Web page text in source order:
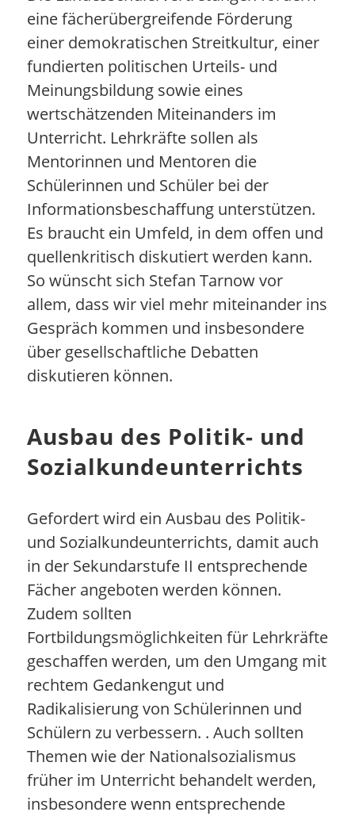
eine fächerübergreifende Förderung
einer demokratischen Streitkultur, einer
fundierten politischen Urteils- und
Meinungsbildung sowie eines
wertschätzenden Miteinanders im
Unterricht. Lehrkräfte sollen als
Mentorinnen und Mentoren die
Schülerinnen und Schüler bei der
Informationsbeschaffung unterstützen.
Es braucht ein Umfeld, in dem offen und
quellenkritisch diskutiert werden kann.
So wünscht sich Stefan Tarnow vor
allem, dass wir viel mehr miteinander ins
Gespräch kommen und insbesondere
über gesellschaftliche Debatten
diskutieren können.
Ausbau des Politik- und
Sozialkundeunterrichts
Gefordert wird ein Ausbau des Politik-
und Sozialkundeunterrichts, damit auch
in der Sekundarstufe II entsprechende
Fächer angeboten werden können.
Zudem sollten
Fortbildungsmöglichkeiten für Lehrkräfte
geschaffen werden, um den Umgang mit
rechtem Gedankengut und
Radikalisierung von Schülerinnen und
Schülern zu verbessern. . Auch sollten
Themen wie der Nationalsozialismus
früher im Unterricht behandelt werden,
insbesondere wenn entsprechende